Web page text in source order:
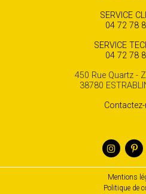
SERVICE
04 72 78
SERVICE
04 72 78
450 Rue Quartz -
38780
Mentions
Politique de